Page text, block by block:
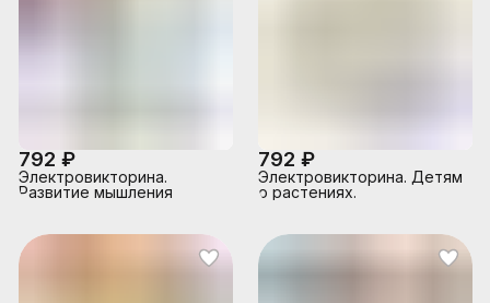
792 ₽
Электровикторина.
Развитие мышления
792 ₽
Электровикторина. Детям
о растениях.